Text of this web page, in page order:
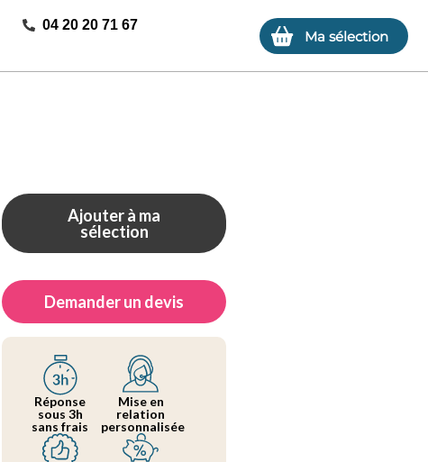
04 20 20 71 67
Ma sélection
Ajouter à ma
sélection
Demander un devis
Réponse
sous 3h
sans frais
Mise en
relation
personnalisée